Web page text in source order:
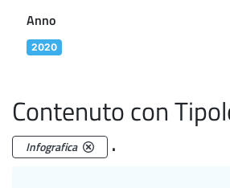
Anno
2020
Contenuto con
Infografica .